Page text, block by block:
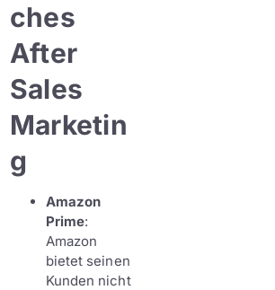
ches
After
Sales
Marketin
g
Amazon
Prime:
Amazon
bietet seinen
Kunden nicht